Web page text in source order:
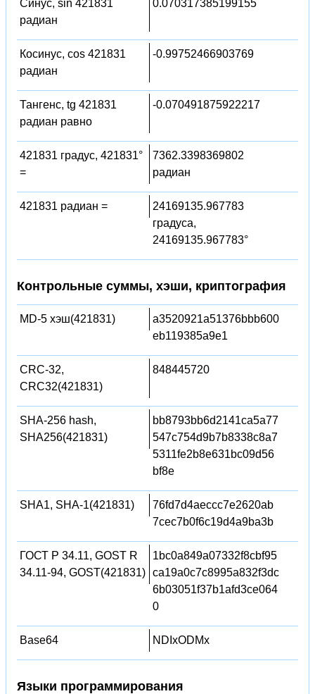
Синус, sin 421831
радиан
0.070317385199155
Косинус, cos 421831
радиан
-0.99752466903769
Тангенс, tg 421831
радиан равно
-0.070491875922217
421831 градус, 421831°
=
7362.3398369802
радиан
421831 радиан =
24169135.967783
градуса,
24169135.967783°
Контрольные суммы, хэши, криптография
MD-5 хэш(421831)
a3520921a51376bbb600
eb119385a9e1
CRC-32,
CRC32(421831)
848445720
SHA-256 hash,
SHA256(421831)
bb8793bb6d2141ca5a77
547c754d9b7b8338c8a7
5311fe2b8e631bc09d56
bf8e
SHA1, SHA-1(421831)
76fd7d4aeccc7e2620ab
7cec7b0f6c19d4a9ba3b
ГОСТ Р 34.11, GOST R
34.11-94, GOST(421831)
1bc0a849a07332f8cbf95
ca19a0c7c8995a832f3dc
6b03051f37b1afd3ce064
0
Base64 NDIxODMx
Языки программирования